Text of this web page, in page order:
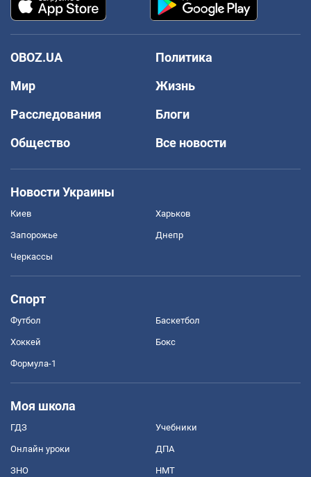
OBOZ.UA
Политика
Мир
Жизнь
Расследования
Блоги
Общество
Все новости
Новости Украины
Киев Харьков
Запорожье Днепр
Черкассы
Спорт
Футбол Баскетбол
Хоккей Бокс
Формула-1
Моя школа
ГДЗ Учебники
Онлайн уроки ДПА
ЗНО НМТ